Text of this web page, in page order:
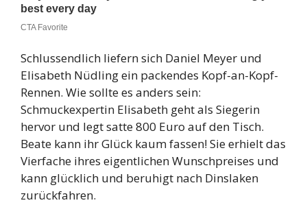
Schlussendlich liefern sich Daniel Meyer und
Elisabeth Nüdling ein packendes Kopf-an-Kopf-
Rennen. Wie sollte es anders sein:
Schmuckexpertin Elisabeth geht als Siegerin
hervor und legt satte 800 Euro auf den Tisch.
Beate kann ihr Glück kaum fassen! Sie erhielt das
Vierfache ihres eigentlichen Wunschpreises und
kann glücklich und beruhigt nach Dinslaken
zurückfahren.